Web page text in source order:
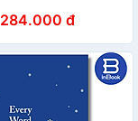
284.000 đ